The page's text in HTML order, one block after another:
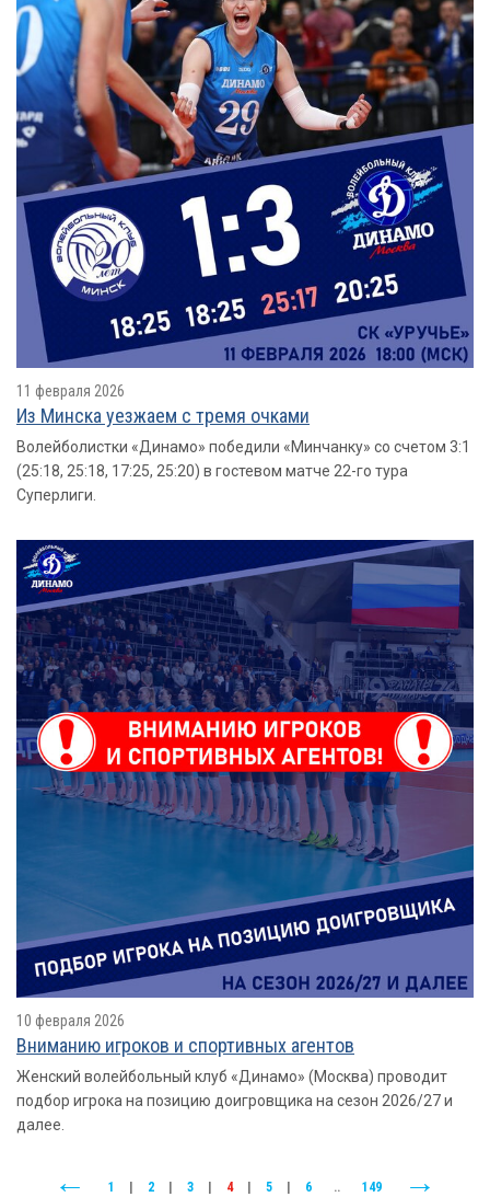
11 февраля 2026
Из Минска уезжаем с тремя очками
Волейболистки «Динамо» победили «Минчанку» со счетом 3:1
(25:18, 25:18, 17:25, 25:20) в гостевом матче 22-го тура
Суперлиги.
10 февраля 2026
Вниманию игроков и спортивных агентов
Женский волейбольный клуб «Динамо» (Москва) проводит
подбор игрока на позицию доигровщика на сезон 2026/27 и
далее.
1 2 3 4 5 6 .. 149